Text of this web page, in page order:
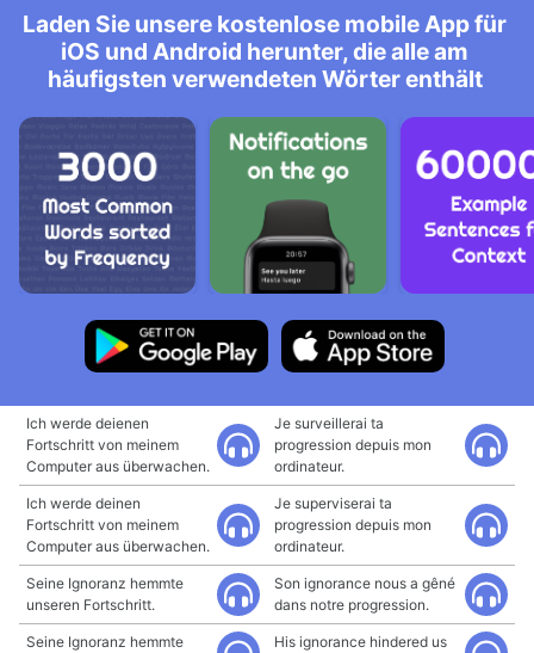
Laden Sie unsere kostenlose mobile App für
iOS und Android herunter, die alle am
häufigsten verwendeten Wörter enthält
Ich werde deienen
Fortschritt von meinem
Computer aus überwachen.
Je surveillerai ta
progression depuis mon
ordinateur.
Ich werde deinen
Fortschritt von meinem
Computer aus überwachen.
Je superviserai ta
progression depuis mon
ordinateur.
Seine Ignoranz hemmte
unseren Fortschritt.
Son ignorance nous a gêné
dans notre progression.
Seine Ignoranz hemmte
His ignorance hindered us